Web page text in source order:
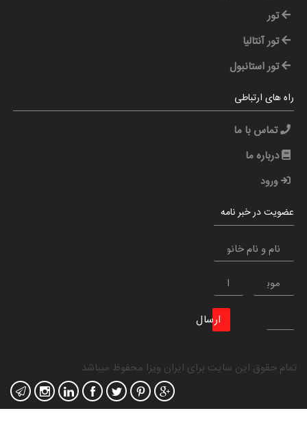
تور
تور آنتالیا
تور استانبول
راه های ارتباطی
تماس با ما
درباره ما
ورود
عضویت در خبر نامه
ارسال
تمام حقوق این سایت برای ایران ویزا محفوظ میباشد